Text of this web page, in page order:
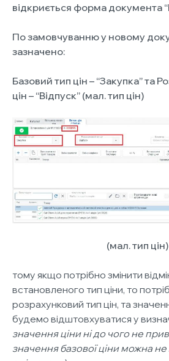
відкриється форма документа
По замовчуванню у новому
зазначено:
Базовий тип цін – “Закупка” та
цін – “Відпуск” (мал. тип цін)
(мал. тип цін)
тому якщо потрібно змінити
встановленого тип ціни, то
розрахунковий тип цін, та
будемо відштовхуватися у
значення ціни ні до чого не
значення базової ціни можна